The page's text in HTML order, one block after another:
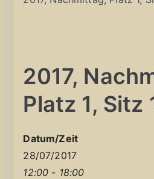
2017,
Platz 1, Sitz
Datum/Zeit
28/07/2017
12:00 - 18:00